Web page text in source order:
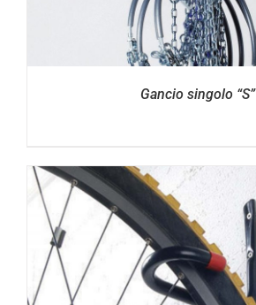
Gancio singolo “S”